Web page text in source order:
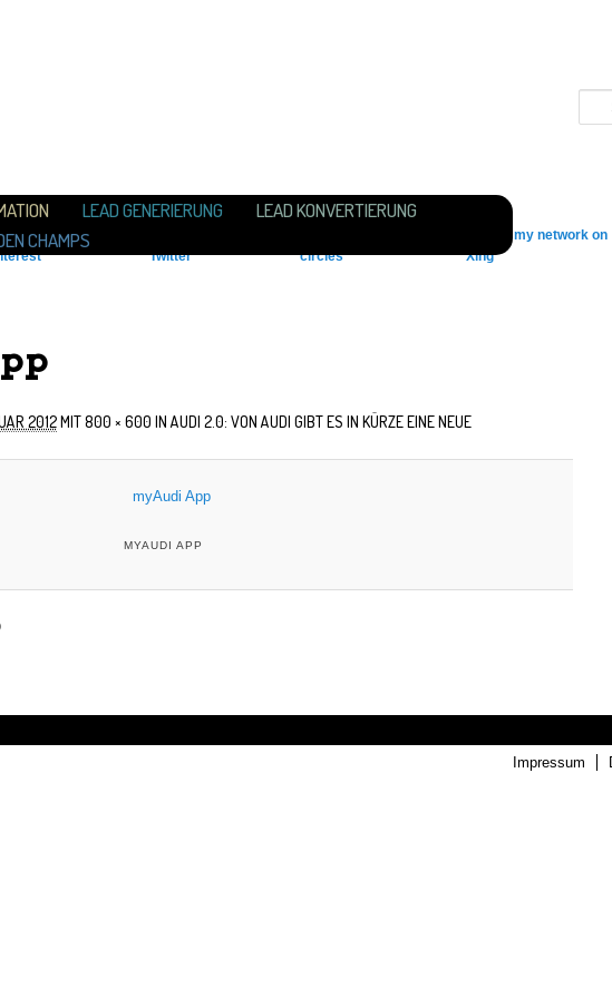
WECHSELNLEAD GENERIERUNG
LEAD KONVERTIERUNG
CHAMPS
2012MIT800 × 600 IN AUDI 2.0: VON AUDI GIBT ES IN KÜRZE EINE NEUE
MYAUDI APP
Impressum